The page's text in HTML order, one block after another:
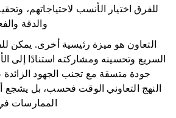
للفرق اختيار الأنسب لاحتياجاتهم،
والدقة
التعاون هو ميزة رئيسية أخرى. يمكن
السريع وتحسينه ومشاركته استنادًا إلى
جودة متسقة مع تجنب الجهود الزائدة
النهج التعاوني الوقت فحسب، بل يشجع
الممارسات